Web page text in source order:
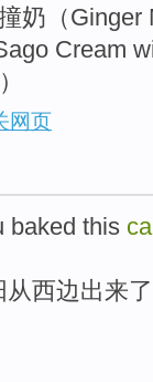
奶（
Cream
）
网页
baked this
从西边出来